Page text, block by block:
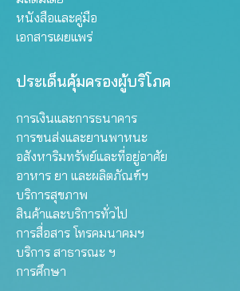
หนังสือและคู่มือ
เอกสารเผยแพร่
ประเด็นคุ้มครองผู้บริโภค
การเงินและการธนาคาร
การขนส่งและยานพาหนะ
อสังหาริมทรัพย์และที่อยู่อาศัย
อาหาร ยา และผลิตภัณฑ์ฯ
บริการสุขภาพ
สินค้าและบริการทั่วไป
การสื่อสาร โทรคมนาคมฯ
บริการ สาธารณะ ฯ
การศึกษา